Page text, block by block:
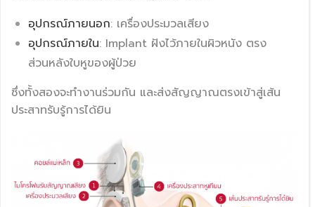
อุปกรณ์ภายนอก: เครื่องประมวลเสียง
อุปกรณ์ภายใน: Implant ฝังไว้ภายในผิวหนัง ตรง
ส่วนหลังใบหูของผู้ป่วย
ซึ่งทั้งสองจะทำงานร่วมกัน และส่งสัญญาณตรงเข้าสู่เส้น
ประสาทรับรู้การได้ยิน